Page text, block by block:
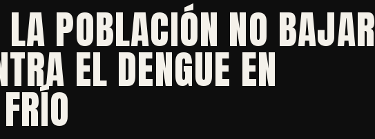
POBLACIÓN NO BAJAR
EL DENGUE EN